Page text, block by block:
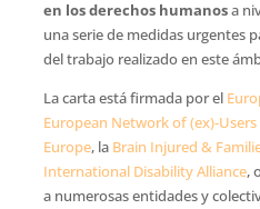
en los derechos humanosa
una serie de medidas urgentes
del trabajo realizado en este
La carta está firmada por el
European Network of (ex)-
Europe, la Brain Injured &
International Disability Alliance,
a numerosas entidades y